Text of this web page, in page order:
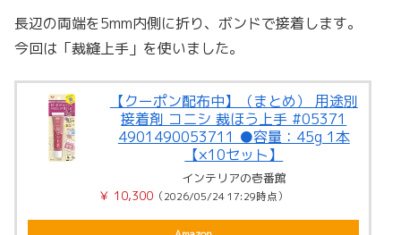
長辺の両端を5mm内側に折り、ボンドで接着します。
今回は「裁縫上手」を使いました。
【クーポン配布中】（まとめ） 用途別
接着剤 コニシ 裁ほう上手 #05371
4901490053711 ●容量：45g 1本
【×10セット】
インテリアの壱番館
￥ 10,300（2026/05/24 17:29時点）